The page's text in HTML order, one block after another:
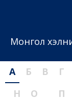
Монгол
А Б В Г
Н
О П